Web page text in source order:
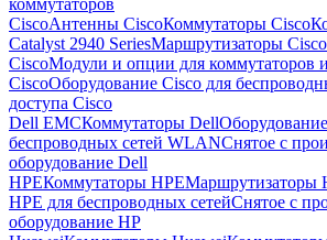
CiscoАнтенны CiscoКоммутаторы Cisco
Catalyst 2940 SeriesМаршрутизаторы Cisco
CiscoМодули и опции для коммутаторов
CiscoОборудование Cisco для
доступа Cisco
Dell EMCКоммутаторы Dell
беспроводных сетей WLANСнятое с
оборудование Dell
HPEКоммутаторы HPEМаршрутизаторы
HPE для беспроводных сетейСнятое с
оборудование HP